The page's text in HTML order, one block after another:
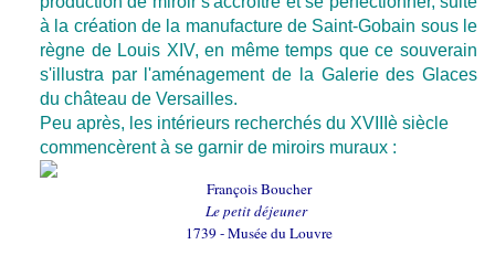
à la création de la manufacture de Saint-Gobain sous le
règne de Louis XIV, en même temps que ce souverain
s'illustra par l'aménagement de la Galerie des Glaces
du château de Versailles.
Peu après, les intérieurs recherchés du XVIIIè siècle
commencèrent à se garnir de miroirs muraux :
François Boucher
Le petit déjeuner
1739 - Musée du Louvre